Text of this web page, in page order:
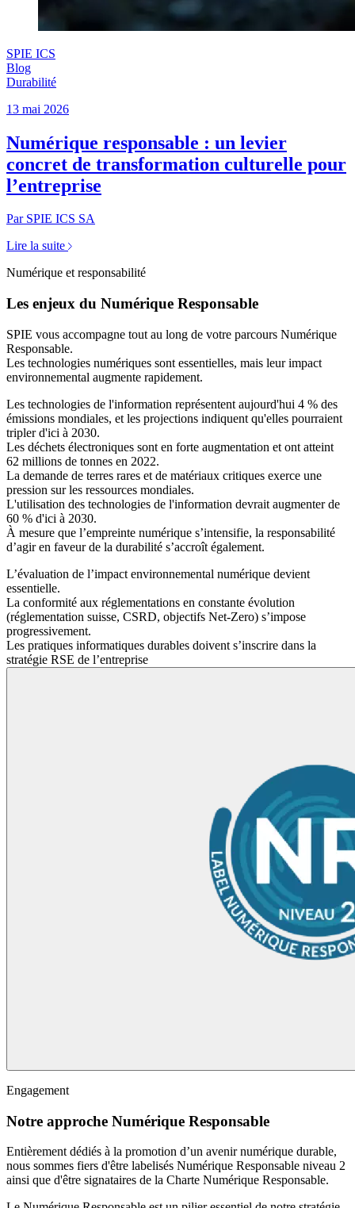
SPIE ICS
Blog
Durabilité
13 mai 2026
Numérique responsable : un levier
concret de transformation culturelle pour
l’entreprise
Par SPIE ICS SA
Lire la suite
Numérique et responsabilité
Les enjeux du Numérique Responsable
SPIE vous accompagne tout au long de votre parcours Numérique
Responsable.
Les technologies numériques sont essentielles, mais leur impact
environnemental augmente rapidement.
Les technologies de l'information représentent aujourd'hui 4 % des
émissions mondiales, et les projections indiquent qu'elles pourraient
tripler d'ici à 2030.
Les déchets électroniques sont en forte augmentation et ont atteint
62 millions de tonnes en 2022.
La demande de terres rares et de matériaux critiques exerce une
pression sur les ressources mondiales.
L'utilisation des technologies de l'information devrait augmenter de
60 % d'ici à 2030.
À mesure que l’empreinte numérique s’intensifie, la responsabilité
d’agir en faveur de la durabilité s’accroît également.
L’évaluation de l’impact environnemental numérique devient
essentielle.
La conformité aux réglementations en constante évolution
(réglementation suisse, CSRD, objectifs Net-Zero) s’impose
progressivement.
Les pratiques informatiques durables doivent s’inscrire dans la
stratégie RSE de l’entreprise
Engagement
Notre approche Numérique Responsable
Entièrement dédiés à la promotion d’un avenir numérique durable,
nous sommes fiers d'être labelisés Numérique Responsable niveau 2
ainsi que d'être signataires de la Charte Numérique Responsable.